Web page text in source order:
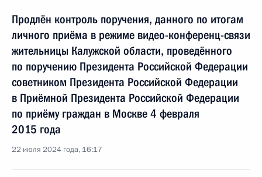
Продлён контроль поручения, данного по итогам
личного приёма в режиме видео-конференц-связи
жительницы Калужской области, проведённого
по поручению Президента Российской Федерации
советником Президента Российской Федерации
в Приёмной Президента Российской Федерации
по приёму граждан в Москве 4 февраля
2015 года
22 июля 2024 года, 16:17